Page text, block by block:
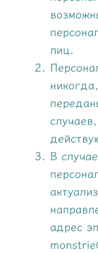
лиц.
В
адрес